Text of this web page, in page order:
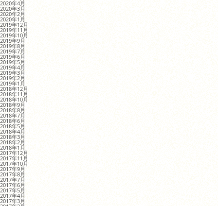
2020年4月
2020年3月
2020年2月
2020年1月
2019年12月
2019年11月
2019年10月
2019年9月
2019年8月
2019年7月
2019年6月
2019年5月
2019年4月
2019年3月
2019年2月
2019年1月
2018年12月
2018年11月
2018年10月
2018年9月
2018年8月
2018年7月
2018年6月
2018年5月
2018年4月
2018年3月
2018年2月
2018年1月
2017年12月
2017年11月
2017年10月
2017年9月
2017年8月
2017年7月
2017年6月
2017年5月
2017年4月
2017年3月